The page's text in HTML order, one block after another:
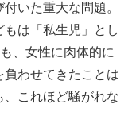
いた重大な問題。
は「私生児」とし
、女性に肉体的に
わせてきたことは
、これほど騒がれな